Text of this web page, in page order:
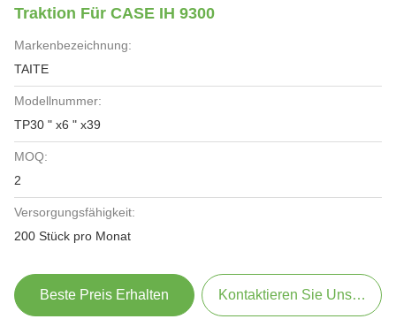
Traktion Für CASE IH 9300
Markenbezeichnung:
TAITE
Modellnummer:
TP30 " x6 " x39
MOQ:
2
Versorgungsfähigkeit:
200 Stück pro Monat
Beste Preis Erhalten Kontaktieren Sie Uns Jetzt